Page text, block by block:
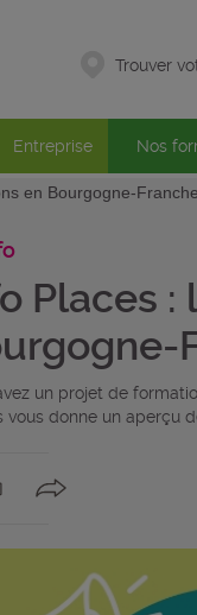
Trouver
Entreprise Nos
en Bourgogne-
Places
un projet de
vous donne un aperçu